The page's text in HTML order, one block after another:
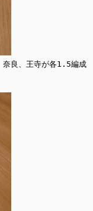
奈良、王寺が各1.5編成